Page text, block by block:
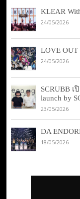
KLEAR
24/05/2026
LOVE OUT
24/05/2026
SCRUBB เ
launch by
23/05/2026
DA
18/05/2026